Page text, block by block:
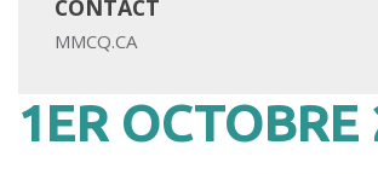
CONTACT
MMCQ.CA
1ER OCTOBRE